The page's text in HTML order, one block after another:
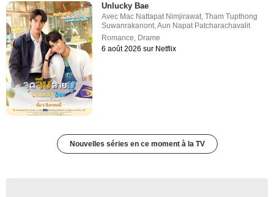
Unlucky Bae
Avec Mac Nattapat Nimjirawat,Tham Tupthong
Suwanrakanont,Aun Napat Patcharachavalit
Romance, Drame
6 août 2026 sur Netflix
Nouvelles séries en ce moment à la TV